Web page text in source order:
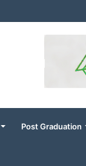
Post Graduation